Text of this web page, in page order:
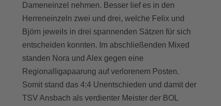
Dameneinzel nehmen. Besser lief es in den
Herreneinzeln zwei und drei, welche Felix und
Björn jeweils in drei spannenden Sätzen für sich
entscheiden konnten. Im abschließenden Mixed
standen Nora und Alex gegen eine
Regionalligapaarung auf verlorenem Posten.
Somit stand das 4:4 Unentschieden und damit der
TSV Ansbach als verdienter Meister der BOL